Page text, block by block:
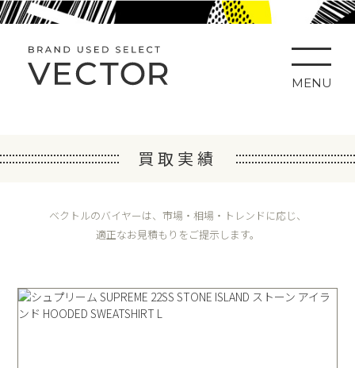
MENU
買取実績
ベクトルのバイヤーは、市場・相場・トレンドに応じ、
適正なお見積もりをご提示します。